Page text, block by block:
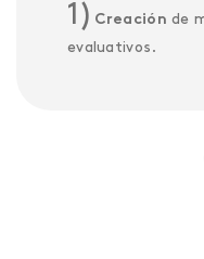
1) Creación de
evaluativos.